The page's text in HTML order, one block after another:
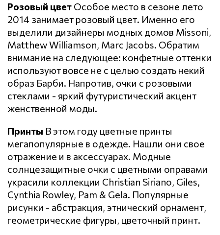
Розовый цвет Особое место в сезоне лето
2014 занимает розовый цвет. Именно его
выделили дизайнеры модных домов Missoni,
Matthew Williamson, Marc Jacobs. Обратим
внимание на следующее: конфетные оттенки
используют вовсе не с целью создать некий
образ Барби. Напротив, очки с розовыми
стеклами - яркий футуристический акцент
женственной моды.
Принты В этом году цветные принты
мегапопулярные в одежде. Нашли они свое
отражение и в аксессуарах. Модные
солнцезащитные очки с цветными оправами
украсили коллекции Christian Siriano, Giles,
Cynthia Rowley, Pam & Gela. Популярные
рисунки - абстракция, этнический орнамент,
геометрические фигуры, цветочный принт.